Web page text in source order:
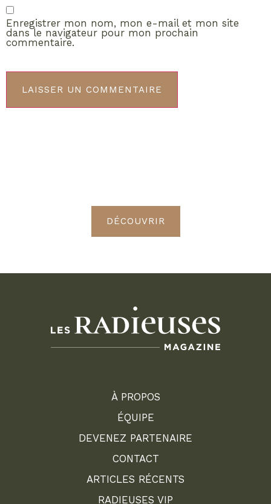
Enregistrer mon nom, mon e-mail et mon site
dans le navigateur pour mon prochain
commentaire.
DÉCOUVRIR
À PROPOS
ÉQUIPE
DEVENEZ PARTENAIRE
CONTACT
ARTICLES RÉCENTS
RADIEUSES VIP